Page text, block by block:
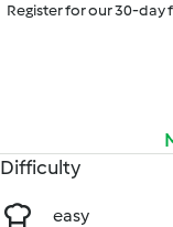
Register for our 30-
Difficulty
easy